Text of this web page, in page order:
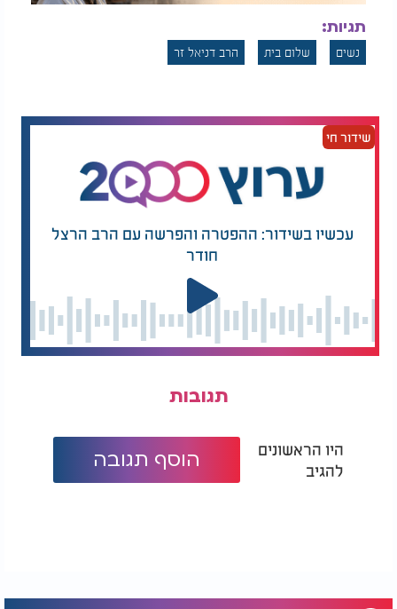
תגיות:
נשים שלום בית הרב דניאל זר
שידור חי
עכשיו בשידור: ההפטרה והפרשה עם הרב הרצל
חודר
תגובות
היו הראשונים
להגיב
הוסף תגובה